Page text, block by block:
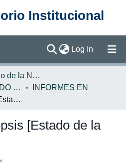
Institucional
Log In (current)
Programa Estado de la Nación (PEN)
INFORME DEL ESTADO DE LA NACION
INFORMES EN
Capítulo 1: Sinopsis [Estado de la Nación 2001]
[Estado de la